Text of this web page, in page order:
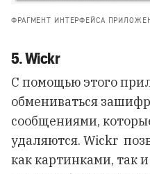
ФРАГМЕНТ ИНТЕРФЕЙСА
5. Wickr
С помощью этого
обмениваться
сообщениями,
удаляются. Wickr
как картинками, так